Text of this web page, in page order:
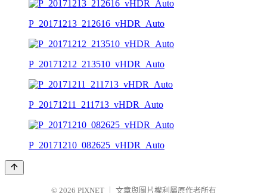
P_20171213_212616_vHDR_Auto
P_20171212_213510_vHDR_Auto
P_20171211_211713_vHDR_Auto
P_20171210_082625_vHDR_Auto
© 2026 PIXNET 文章與圖片權利屬原作者所有